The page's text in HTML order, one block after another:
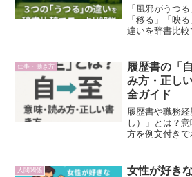
「風邪がうつ
「移る」「映
違いを辞書比較
仕事・働き方
履歴書の「
み方・正し
全ガイド
履歴書や職務
し）」とは？
方を例文付きで
人間関係
女性が好き